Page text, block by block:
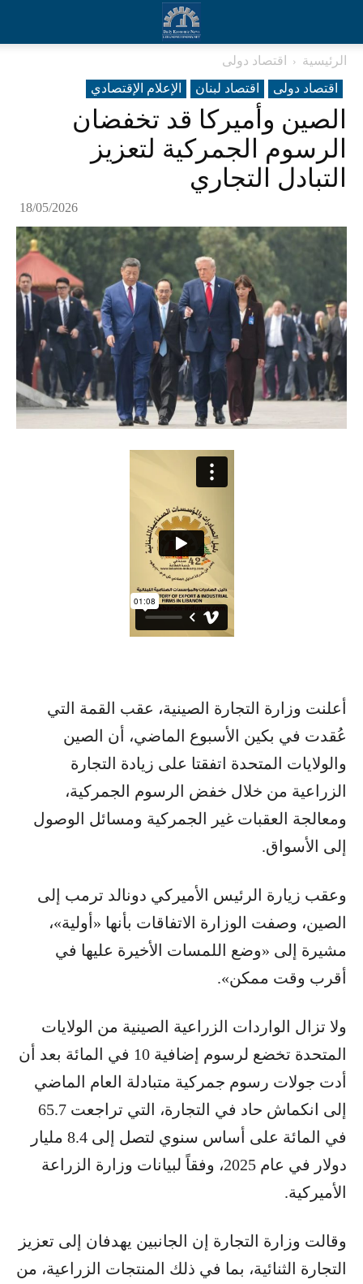
الرئيسية
اقتصاد دولی
اقتصاد دولی
اقتصاد لبنان الإعلام الإقتصادي
الصين وأميركا قد تخفضان
الرسوم الجمركية لتعزيز
التبادل التجاري
18/05/2026
أعلنت وزارة التجارة الصينية، عقب القمة التي
عُقدت في بكين الأسبوع الماضي، أن الصين
والولايات المتحدة اتفقتا على زيادة التجارة
الزراعية من خلال خفض الرسوم الجمركية،
ومعالجة العقبات غير الجمركية ومسائل الوصول
إلى الأسواق.
وعقب زيارة الرئيس الأميركي دونالد ترمب إلى
الصين، وصفت الوزارة الاتفاقات بأنها «أولية»،
مشيرة إلى «وضع اللمسات الأخيرة عليها في
أقرب وقت ممكن».
ولا تزال الواردات الزراعية الصينية من الولايات
المتحدة تخضع لرسوم إضافية 10 في المائة بعد أن
أدت جولات رسوم جمركية متبادلة العام الماضي
إلى انكماش حاد في التجارة، التي تراجعت 65.7
في المائة على أساس سنوي لتصل إلى 8.4 مليار
دولار في عام 2025، وفقاً لبيانات وزارة الزراعة
الأميركية.
وقالت وزارة التجارة إن الجانبين يهدفان إلى تعزيز
التجارة الثنائية، بما في ذلك المنتجات الزراعية، من